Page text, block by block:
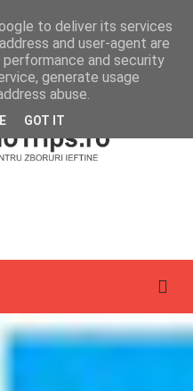
to deliver its services
and user-agent are
and security
generate usage
abuse.
GOT IT